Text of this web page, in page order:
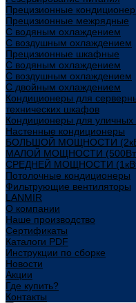
Прецизионные
Прецизионные межрядные
С водяным охлаждением
С воздушным охлаждением
Прецизионные шкафные
С водяным охлаждением
С воздушным охлаждением
С двойным охлаждением
Кондиционеры для
технических шкафов
Кондиционеры для
Настенные кондиционеры
БОЛЬШОЙ МОЩНОСТИ
МАЛОЙ МОЩНОСТИ (500Вт
СРЕДНЕЙ МОЩНОСТИ (1кВт
Потолочные кондиционеры
Фильтрующие вентиляторы
LANMIR
О компании
Наше производство
Сертификаты
Каталоги PDF
Инструкции по сборке
Новости
Акции
Где купить?
Контакты